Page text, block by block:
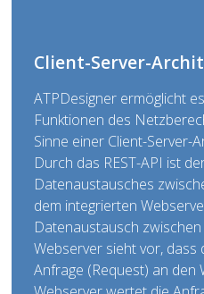
Client-Server-
ATPDesigner ermöglicht
Funktionen des
Sinne einer Client-Server-
Durch das REST-API ist
Datenaustausches
dem integrierten
Datenaustausch
Webserver sieht vor, dass
Anfrage (Request) an den